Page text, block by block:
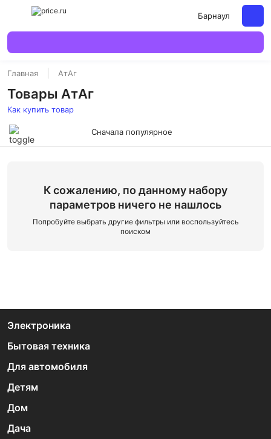
Барнаул
Главная АтАг
Товары АтАг
Как купить товар
Сначала популярное
К сожалению, по данному набору
параметров ничего не нашлось
Попробуйте выбрать другие фильтры или воспользуйтесь
поиском
Электроника
Бытовая техника
Для автомобиля
Детям
Дом
Дача